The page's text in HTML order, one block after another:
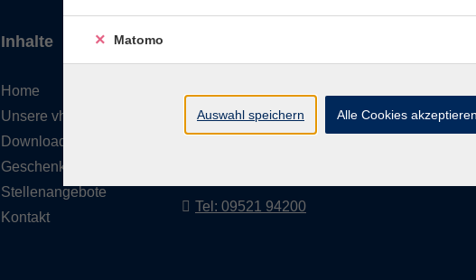
Inhalte
Home
Unsere vhs
Downloads
Geschenkgutschein
Stellenangebote
Kontakt
Hofheimer Str. 20
97437 Haßfurt
Tel: 09521 94200
Matomo
Auswahl speichern Alle Cookies